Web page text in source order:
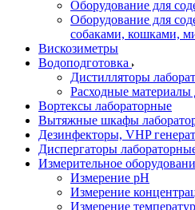
Оборудование для
Оборудование для
собаками, кошками,
Вискозиметры
Водоподготовка
Дистилляторы
Расходные материалы
Вортексы лабораторные
Вытяжные шкафы
Дезинфекторы, VHP
Диспергаторы
Измерительное
Измерение pH
Измерение
Измерение